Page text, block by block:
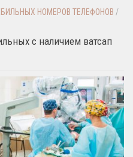
НОМЕРОВ ТЕЛЕФОНОВ /
с наличием ватсап